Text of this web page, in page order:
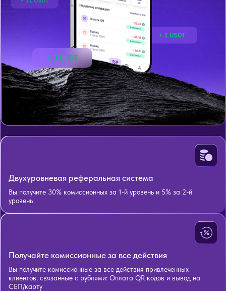
Двухуровневая реферальная система
Вы получите 30% комиссионных за 1-й уровень и 5% за 2-й
уровень
Получайте комиссионные за все действия
Вы получите комиссионные за все действия привлеченных
клиентов, связанные с рублями: Оплата QR кодов и вывод на
СБП/карту